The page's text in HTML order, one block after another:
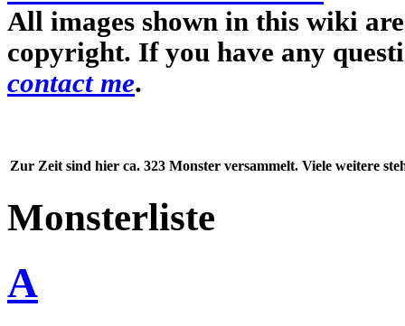
All images shown in this wiki
copyright. If you have any
contact me.
Zur Zeit sind hier ca. 323 Monster versammelt. Viele weitere
Monsterliste
A